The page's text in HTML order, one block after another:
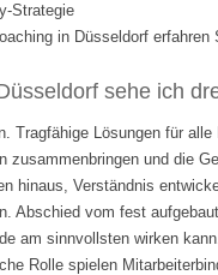
Strategie
in Düsseldorf erfahren
sehe ich
Tragfähige Lösungen für
zusammenbringen und die
hinaus, Verständnis
Abschied vom fest
am sinnvollsten wirken
Rolle spielen